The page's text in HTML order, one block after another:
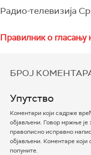
Радио-телевизија
Правилник о гласању
БРОЈ
Упутство
Коментари који садрже
објављени. Говор мржње је
правописно исправно
објављени. Коментаре
попуните.